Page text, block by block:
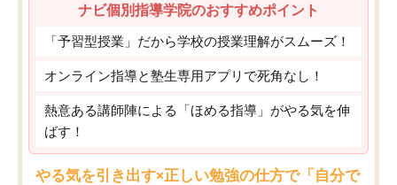
ナビ個別指導学院のおすすめポイント
「予習型授業」だから学校の授業理解がスムーズ！
オンライン指導と塾生専用アプリで死角なし！
熱意ある講師陣による「ほめる指導」がやる気を伸
ばす！
やる気を引き出す×正しい勉強の仕方で「自分で